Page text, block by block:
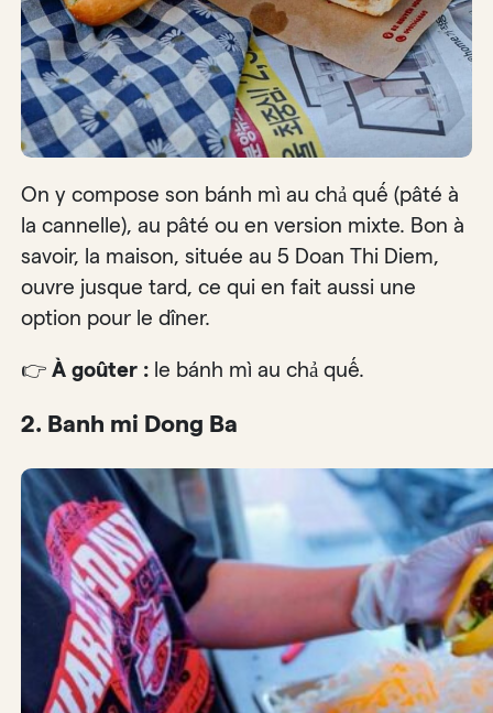
On y compose son bánh mì au chả quế (pâté à
la cannelle), au pâté ou en version mixte. Bon à
savoir, la maison, située au 5 Doan Thi Diem,
ouvre jusque tard, ce qui en fait aussi une
option pour le dîner.
👉À goûter : le bánh mì au chả quế.
2. Banh mi Dong Ba